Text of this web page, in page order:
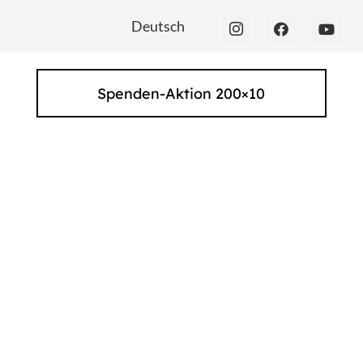
Deutsch
Spenden-Aktion 200×10